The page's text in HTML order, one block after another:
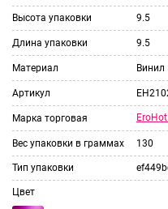
Высота упаковки 9.5
Длина упаковки 9.5
Материал Винил
Артикул
Марка торговая
Вес упаковки в граммах 130
Тип упаковки
Цвет